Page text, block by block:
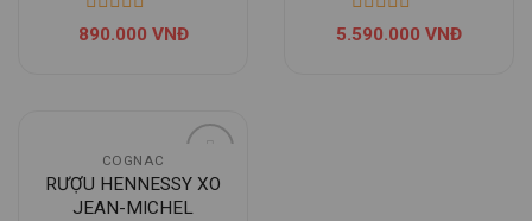
890.000 VNĐ 5.590.000 VNĐ
COGNAC
RƯỢU HENNESSY XO
JEAN-MICHEL